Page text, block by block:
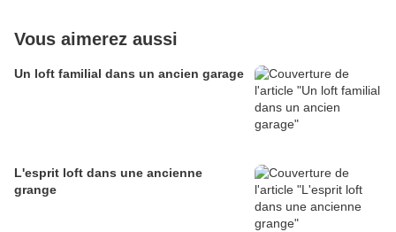
Vous aimerez aussi
Un loft familial dans un ancien garage
L'esprit loft dans une ancienne
grange